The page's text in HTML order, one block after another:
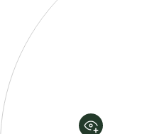
לצפיה בפרטי מוצר